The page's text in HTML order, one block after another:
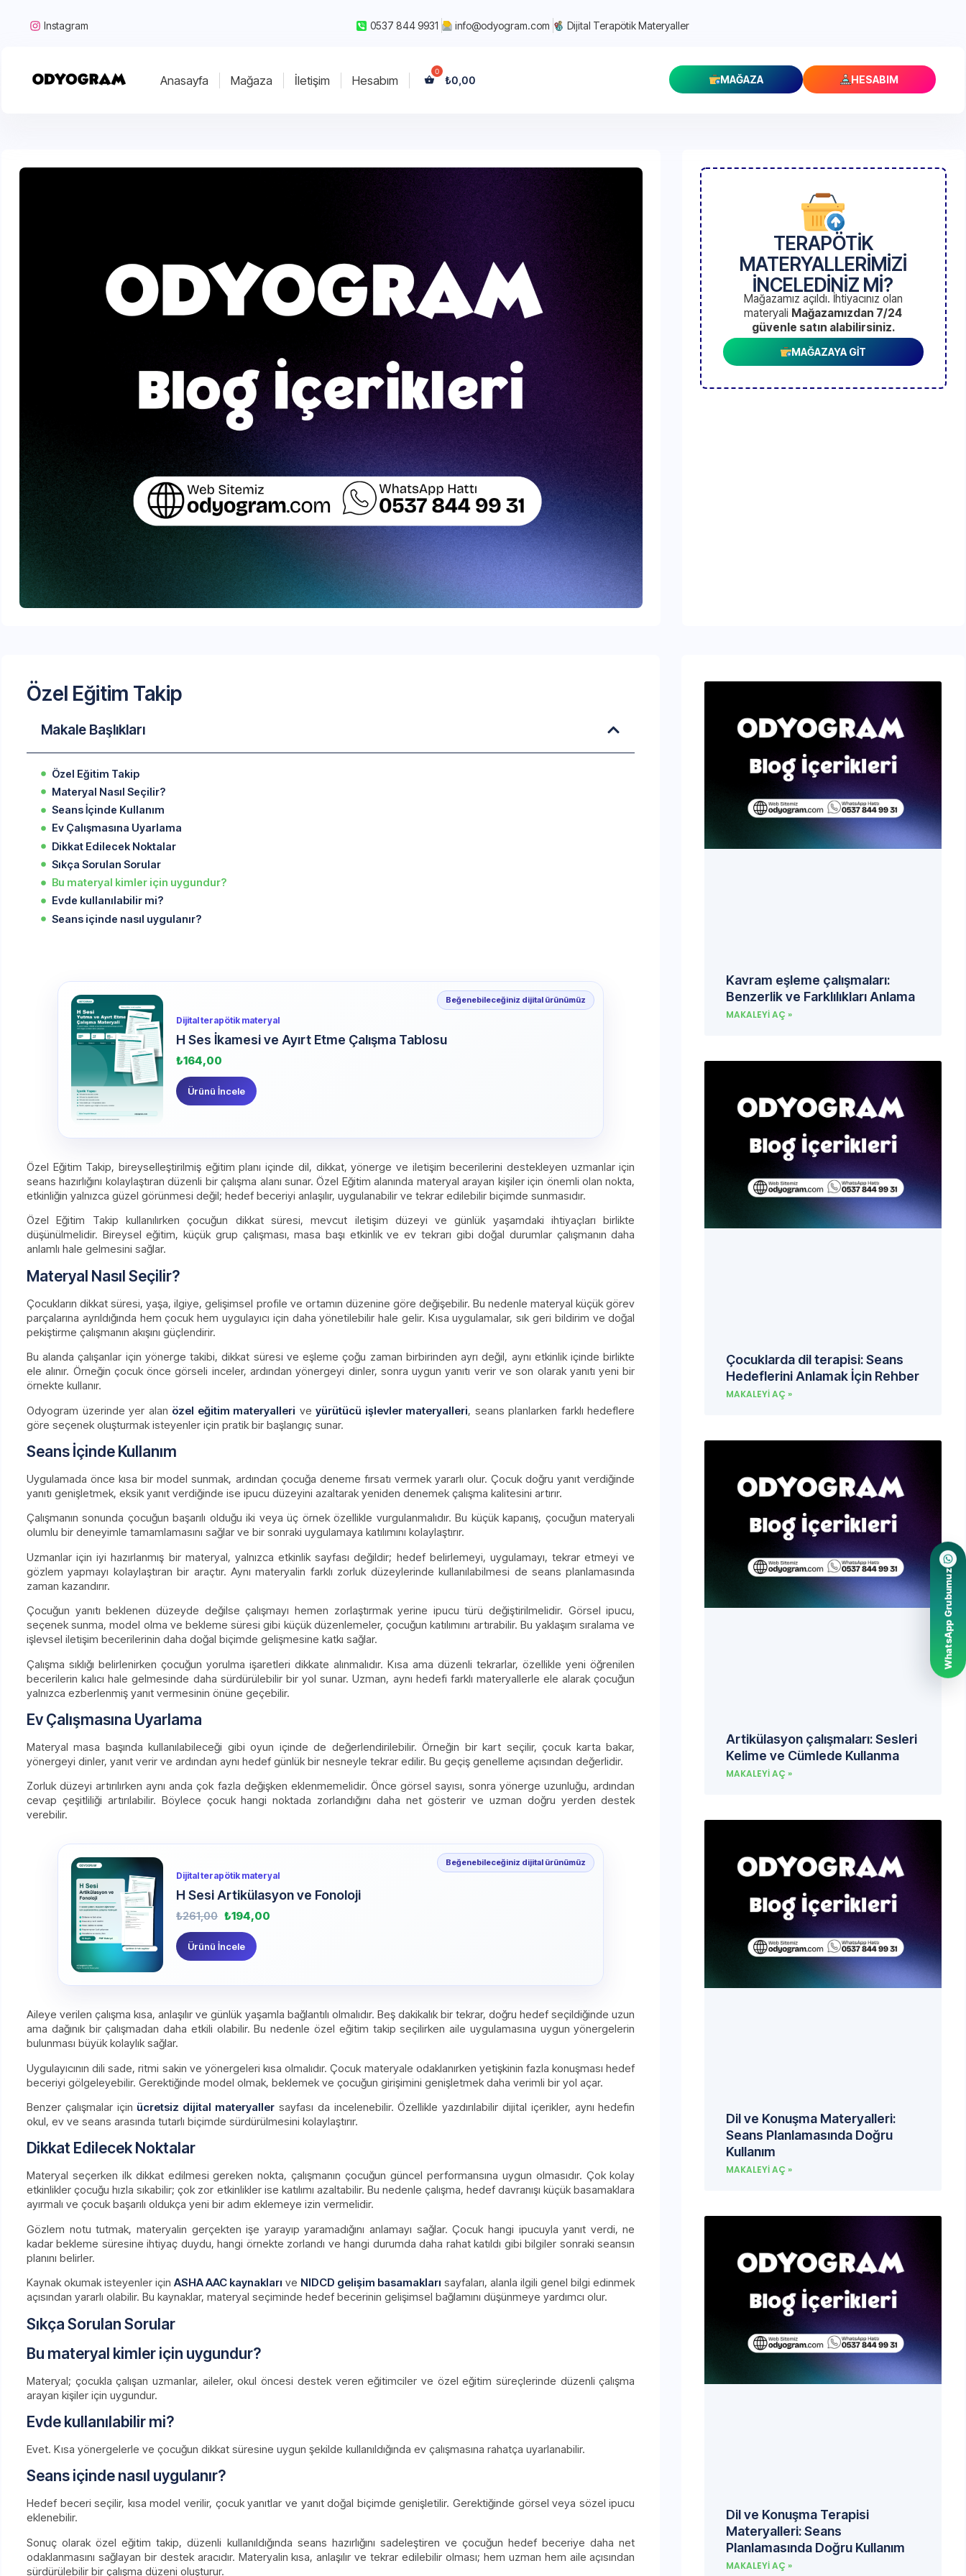
Instagram 0537 844 9931 info@odyogram.com Dijital Terapötik Materyaller
Anasayfa Mağaza İletişim Hesabım ₺0,00 MAĞAZA HESABIM
TERAPÖTİK
MATERYALLERİMİZİ
İNCELEDİNİZ Mİ?
Mağazamız açıldı. İhtiyacınız olan
materyali Mağazamızdan 7/24
güvenle satın alabilirsiniz.
MAĞAZAYA GİT
Özel Eğitim Takip
Makale Başlıkları
Özel Eğitim Takip
Materyal Nasıl Seçilir?
Seans İçinde Kullanım
Ev Çalışmasına Uyarlama
Dikkat Edilecek Noktalar
Sıkça Sorulan Sorular
Bu materyal kimler için uygundur?
Evde kullanılabilir mi?
Seans içinde nasıl uygulanır?
Beğenebileceğiniz dijital ürünümüz
Dijital terapötik materyal
H Ses İkamesi ve Ayırt Etme Çalışma Tablosu
₺164,00
Ürünü İncele
Özel Eğitim Takip, bireyselleştirilmiş eğitim planı içinde dil, dikkat, yönerge ve iletişim becerilerini destekleyen uzmanlar için
seans hazırlığını kolaylaştıran düzenli bir çalışma alanı sunar. Özel Eğitim alanında materyal arayan kişiler için önemli olan nokta,
etkinliğin yalnızca güzel görünmesi değil; hedef beceriyi anlaşılır, uygulanabilir ve tekrar edilebilir biçimde sunmasıdır.
Özel Eğitim Takip kullanılırken çocuğun dikkat süresi, mevcut iletişim düzeyi ve günlük yaşamdaki ihtiyaçları birlikte
düşünülmelidir. Bireysel eğitim, küçük grup çalışması, masa başı etkinlik ve ev tekrarı gibi doğal durumlar çalışmanın daha
anlamlı hale gelmesini sağlar.
Materyal Nasıl Seçilir?
Çocukların dikkat süresi, yaşa, ilgiye, gelişimsel profile ve ortamın düzenine göre değişebilir. Bu nedenle materyal küçük görev
parçalarına ayrıldığında hem çocuk hem uygulayıcı için daha yönetilebilir hale gelir. Kısa uygulamalar, sık geri bildirim ve doğal
pekiştirme çalışmanın akışını güçlendirir.
Bu alanda çalışanlar için yönerge takibi, dikkat süresi ve eşleme çoğu zaman birbirinden ayrı değil, aynı etkinlik içinde birlikte
ele alınır. Örneğin çocuk önce görseli inceler, ardından yönergeyi dinler, sonra uygun yanıtı verir ve son olarak yanıtı yeni bir
örnekte kullanır.
Odyogram üzerinde yer alan özel eğitim materyalleri veyürütücü işlevler materyalleri, seans planlarken farklı hedeflere
göre seçenek oluşturmak isteyenler için pratik bir başlangıç sunar.
Seans İçinde Kullanım
Uygulamada önce kısa bir model sunmak, ardından çocuğa deneme fırsatı vermek yararlı olur. Çocuk doğru yanıt verdiğinde
yanıtı genişletmek, eksik yanıt verdiğinde ise ipucu düzeyini azaltarak yeniden denemek çalışma kalitesini artırır.
Çalışmanın sonunda çocuğun başarılı olduğu iki veya üç örnek özellikle vurgulanmalıdır. Bu küçük kapanış, çocuğun materyali
olumlu bir deneyimle tamamlamasını sağlar ve bir sonraki uygulamaya katılımını kolaylaştırır.
Uzmanlar için iyi hazırlanmış bir materyal, yalnızca etkinlik sayfası değildir; hedef belirlemeyi, uygulamayı, tekrar etmeyi ve
gözlem yapmayı kolaylaştıran bir araçtır. Aynı materyalin farklı zorluk düzeylerinde kullanılabilmesi de seans planlamasında
zaman kazandırır.
Çocuğun yanıtı beklenen düzeyde değilse çalışmayı hemen zorlaştırmak yerine ipucu türü değiştirilmelidir. Görsel ipucu,
seçenek sunma, model olma ve bekleme süresi gibi küçük düzenlemeler, çocuğun katılımını artırabilir. Bu yaklaşım sıralama ve
işlevsel iletişim becerilerinin daha doğal biçimde gelişmesine katkı sağlar.
Çalışma sıklığı belirlenirken çocuğun yorulma işaretleri dikkate alınmalıdır. Kısa ama düzenli tekrarlar, özellikle yeni öğrenilen
becerilerin kalıcı hale gelmesinde daha sürdürülebilir bir yol sunar. Uzman, aynı hedefi farklı materyallerle ele alarak çocuğun
yalnızca ezberlenmiş yanıt vermesinin önüne geçebilir.
Ev Çalışmasına Uyarlama
Materyal masa başında kullanılabileceği gibi oyun içinde de değerlendirilebilir. Örneğin bir kart seçilir, çocuk karta bakar,
yönergeyi dinler, yanıt verir ve ardından aynı hedef günlük bir nesneyle tekrar edilir. Bu geçiş genelleme açısından değerlidir.
Zorluk düzeyi artırılırken aynı anda çok fazla değişken eklenmemelidir. Önce görsel sayısı, sonra yönerge uzunluğu, ardından
cevap çeşitliliği artırılabilir. Böylece çocuk hangi noktada zorlandığını daha net gösterir ve uzman doğru yerden destek
verebilir.
Beğenebileceğiniz dijital ürünümüz
Dijital terapötik materyal
H Sesi Artikülasyon ve Fonoloji
₺261,00 ₺194,00
Ürünü İncele
Aileye verilen çalışma kısa, anlaşılır ve günlük yaşamla bağlantılı olmalıdır. Beş dakikalık bir tekrar, doğru hedef seçildiğinde uzun
ama dağınık bir çalışmadan daha etkili olabilir. Bu nedenle özel eğitim takip seçilirken aile uygulamasına uygun yönergelerin
bulunması büyük kolaylık sağlar.
Uygulayıcının dili sade, ritmi sakin ve yönergeleri kısa olmalıdır. Çocuk materyale odaklanırken yetişkinin fazla konuşması hedef
beceriyi gölgeleyebilir. Gerektiğinde model olmak, beklemek ve çocuğun girişimini genişletmek daha verimli bir yol açar.
Benzer çalışmalar için ücretsiz dijital materyaller sayfası da incelenebilir. Özellikle yazdırılabilir dijital içerikler, aynı hedefin
okul, ev ve seans arasında tutarlı biçimde sürdürülmesini kolaylaştırır.
Dikkat Edilecek Noktalar
Materyal seçerken ilk dikkat edilmesi gereken nokta, çalışmanın çocuğun güncel performansına uygun olmasıdır. Çok kolay
etkinlikler çocuğu hızla sıkabilir; çok zor etkinlikler ise katılımı azaltabilir. Bu nedenle çalışma, hedef davranışı küçük basamaklara
ayırmalı ve çocuk başarılı oldukça yeni bir adım eklemeye izin vermelidir.
Gözlem notu tutmak, materyalin gerçekten işe yarayıp yaramadığını anlamayı sağlar. Çocuk hangi ipucuyla yanıt verdi, ne
kadar bekleme süresine ihtiyaç duydu, hangi örnekte zorlandı ve hangi durumda daha rahat katıldı gibi bilgiler sonraki seansın
planını belirler.
Kaynak okumak isteyenler içinASHA AAC kaynakları ve NIDCD gelişim basamakları sayfaları, alanla ilgili genel bilgi edinmek
açısından yararlı olabilir. Bu kaynaklar, materyal seçiminde hedef becerinin gelişimsel bağlamını düşünmeye yardımcı olur.
Sıkça Sorulan Sorular
Bu materyal kimler için uygundur?
Materyal; çocukla çalışan uzmanlar, aileler, okul öncesi destek veren eğitimciler ve özel eğitim süreçlerinde düzenli çalışma
arayan kişiler için uygundur.
Evde kullanılabilir mi?
Evet. Kısa yönergelerle ve çocuğun dikkat süresine uygun şekilde kullanıldığında ev çalışmasına rahatça uyarlanabilir.
Seans içinde nasıl uygulanır?
Hedef beceri seçilir, kısa model verilir, çocuk yanıtlar ve yanıt doğal biçimde genişletilir. Gerektiğinde görsel veya sözel ipucu
eklenebilir.
Sonuç olarak özel eğitim takip, düzenli kullanıldığında seans hazırlığını sadeleştiren ve çocuğun hedef beceriye daha net
odaklanmasını sağlayan bir destek aracıdır. Materyalin kısa, anlaşılır ve tekrar edilebilir olması; hem uzman hem aile açısından
sürdürülebilir bir çalışma düzeni oluşturur.
Kavram eşleme çalışmaları:
Benzerlik ve Farklılıkları Anlama
MAKALEYI AÇ »
Çocuklarda dil terapisi: Seans
Hedeflerini Anlamak İçin Rehber
MAKALEYI AÇ »
Artikülasyon çalışmaları: Sesleri
Kelime ve Cümlede Kullanma
MAKALEYI AÇ »
Dil ve Konuşma Materyalleri:
Seans Planlamasında Doğru
Kullanım
MAKALEYI AÇ »
Dil ve Konuşma Terapisi
Materyalleri: Seans
Planlamasında Doğru Kullanım
MAKALEYI AÇ »
WhatsApp Grubumuz